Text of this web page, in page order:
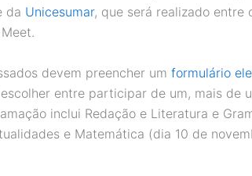
da Unicesumar, que será realizado entre
devem preencher um formulário
entre participar de um, mais de
inclui Redação e Literatura e
e Matemática (dia 10 de